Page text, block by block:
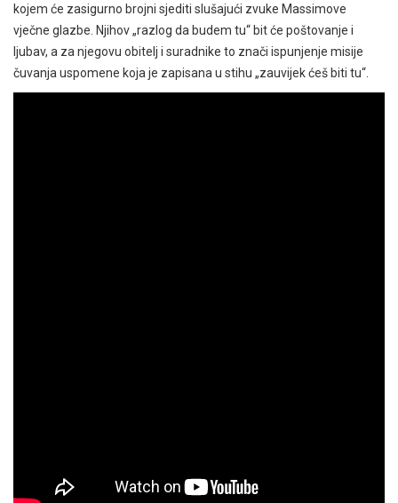
kojem će zasigurno brojni sjediti slušajući zvuke Massimove
vječne glazbe. Njihov „razlog da budem tu“ bit će poštovanje i
ljubav, a za njegovu obitelj i suradnike to znači ispunjenje misije
čuvanja uspomene koja je zapisana u stihu „zauvijek ćeš biti tu“.